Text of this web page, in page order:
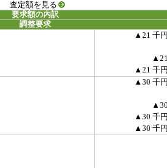
査定額を見る
要求額の内訳
調整要求
▲21 千
▲21 千
▲30 千
▲30 千
▲30 千